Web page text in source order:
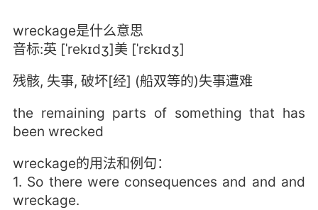
wreckage是什么意思
音标:英 [ˈrekɪdʒ]美 [ˈrɛkɪdʒ]
残骸, 失事, 破坏[经] (船双等的)失事遭难
the remaining parts of something that has
been wrecked
wreckage的用法和例句：
1. So there were consequences and and and
wreckage.